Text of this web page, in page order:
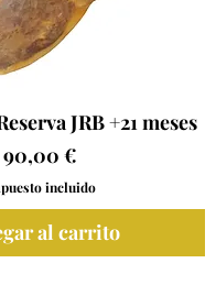
JRB +21 meses
Precio
90,00 €
incluido
al carrito